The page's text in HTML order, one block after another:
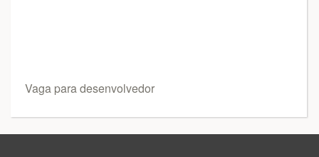
Vaga para desenvolvedor